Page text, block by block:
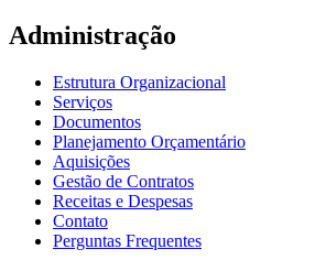
Administração
Estrutura Organizacional
Serviços
Documentos
Planejamento Orçamentário
Aquisições
Gestão de Contratos
Receitas e Despesas
Contato
Perguntas Frequentes